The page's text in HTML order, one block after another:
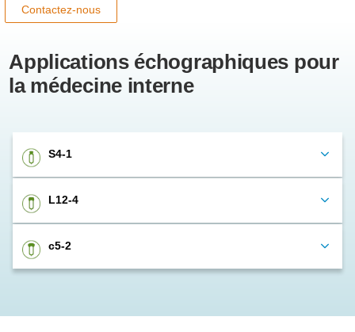
Contactez-nous
Applications échographiques pour
la médecine interne
S4-1
L12-4
c5-2